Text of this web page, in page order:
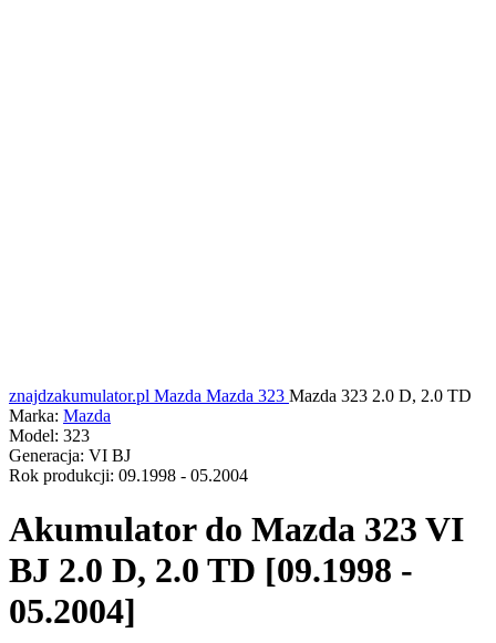
znajdzakumulator.pl Mazda Mazda 323 Mazda 323 2.0 D, 2.0 TD
Marka: Mazda
Model: 323
Generacja: VI BJ
Rok produkcji: 09.1998 - 05.2004
Akumulator do Mazda 323 VI
BJ 2.0 D, 2.0 TD [09.1998 -
05.2004]